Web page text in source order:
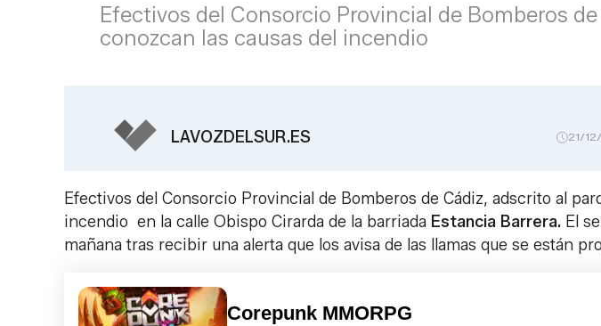
Efectivos del Consorcio Provincial de Bomberos
conozcan las causas del incendio
LAVOZDELSUR.ES 21/
Efectivos del Consorcio Provincial de Bomberos de Cádiz, adscrito al
incendio en la calle Obispo Cirarda de la barriada Estancia Barrera. El
mañana tras recibir una alerta que los avisa de las llamas que se están
Corepunk MMORPG